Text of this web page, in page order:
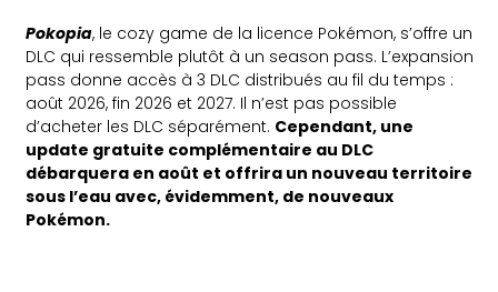
Pokopia, le cozy game de la licence Pokémon, s’offre un
DLC qui ressemble plutôt à un season pass. L’expansion
pass donne accès à 3 DLC distribués au fil du temps :
août 2026, fin 2026 et 2027. Il n’est pas possible
d’acheter les DLC séparément. Cependant, une
update gratuite complémentaire au DLC
débarquera en août et offrira un nouveau territoire
sous l’eau avec, évidemment, de nouveaux
Pokémon.